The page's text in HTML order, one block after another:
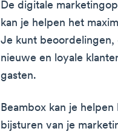
De digitale
kan je helpen het
Je kunt
nieuwe en loyale
gasten.
Beambox kan je
bijsturen van je